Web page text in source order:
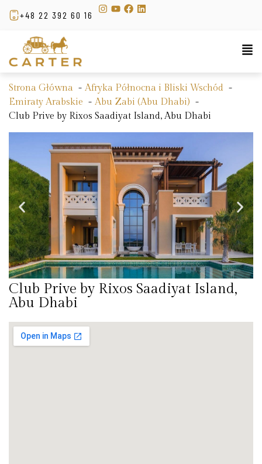
+48 22 392 60 16
Strona Główna
Afryka Północna i Bliski Wschód
Emiraty Arabskie
Abu Zabi (Abu Dhabi)
Club Prive by Rixos Saadiyat Island, Abu Dhabi
Club Prive by Rixos Saadiyat Island,
Abu Dhabi